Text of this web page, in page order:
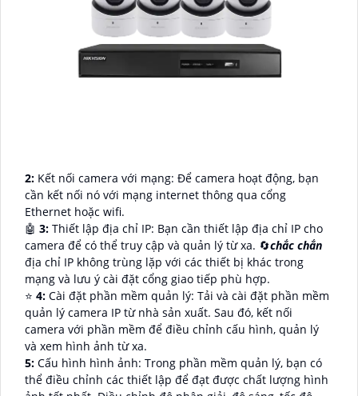
2: Kết nối camera với mạng: Để camera hoạt động, bạn
cần kết nối nó với mạng internet thông qua cổng
Ethernet hoặc wifi.
🤖️ 3: Thiết lập địa chỉ IP: Bạn cần thiết lập địa chỉ IP cho
camera để có thể truy cập và quản lý từ xa. 🔄chắc chắn
địa chỉ IP không trùng lặp với các thiết bị khác trong
mạng và lưu ý cài đặt cổng giao tiếp phù hợp.
⭐ 4: Cài đặt phần mềm quản lý: Tải và cài đặt phần mềm
quản lý camera IP từ nhà sản xuất. Sau đó, kết nối
camera với phần mềm để điều chỉnh cấu hình, quản lý
và xem hình ảnh từ xa.
5: Cấu hình hình ảnh: Trong phần mềm quản lý, bạn có
thể điều chỉnh các thiết lập để đạt được chất lượng hình